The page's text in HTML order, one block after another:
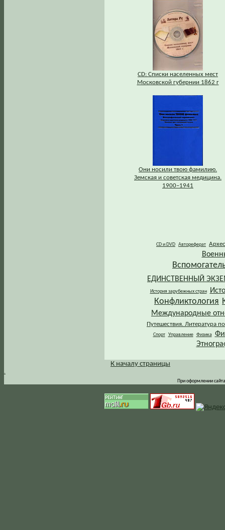
СD: Списки населенных мест
Московской губернии 1862 г
Они носили твою фамилию.
Земская и советская медицина.
1900–1941
CD и DVD Автореферат
ЕДИНСТВЕННЫЙ
История зарубежных стран
Конфликтология
Международные
Путешествия. Литература
Спорт Управление Физика
.
К началу страницы
При оформлении